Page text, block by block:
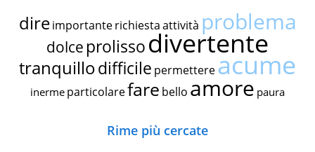
dire importante richiestaattività problema
dolce prolissodivertente
tranquillodifficile permettereacume
inerme particolarefare bello amore paura
Rime più cercate